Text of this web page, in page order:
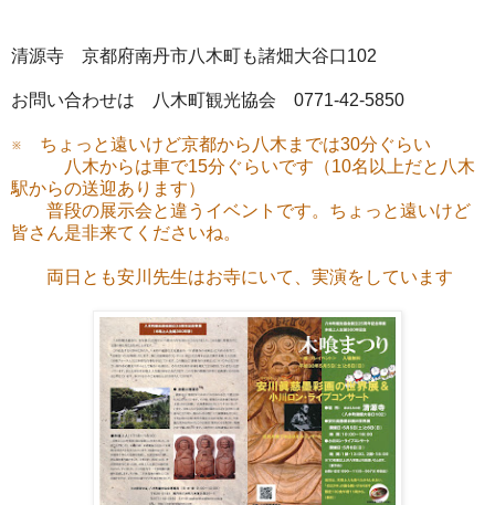
清源寺 京都府南丹市八木町も諸畑大谷口102
お問い合わせは 八木町観光協会 0771-42-5850
※ ちょっと遠いけど京都から八木までは30分ぐらい
八木からは車で15分ぐらいです（10名以上だと八木
駅からの送迎あります）
普段の展示会と違うイベントです。ちょっと遠いけど
皆さん是非来てくださいね。
両日とも安川先生はお寺にいて、実演をしています